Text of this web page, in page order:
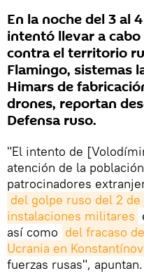
En la noche del 3 al
intentó llevar a
contra el territorio
Flamingo, sistemas
Himars de
drones, reportan
Defensa ruso.
"El intento de
atención de la
patrocinadores
del golpe ruso del 2
instalaciones militares
así como del fracaso
Ucrania en
fuerzas rusas", apuntan.